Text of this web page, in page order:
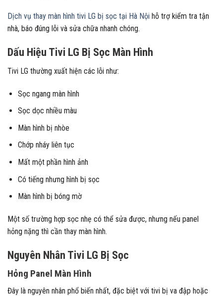
Dịch vụ thay màn hình tivi LG bị sọc tại Hà Nội hỗ trợ kiểm tra tận
nhà, báo đúng lỗi và sửa chữa nhanh chóng.
Dấu Hiệu Tivi LG Bị Sọc Màn Hình
Tivi LG thường xuất hiện các lỗi như:
Sọc ngang màn hình
Sọc dọc nhiều màu
Màn hình bị nhòe
Chớp nháy liên tục
Mất một phần hình ảnh
Có tiếng nhưng hình bị sọc
Màn hình bị bóng mờ
Một số trường hợp sọc nhẹ có thể sửa được, nhưng nếu panel
hỏng nặng thì cần thay màn hình.
Nguyên Nhân Tivi LG Bị Sọc
Hỏng Panel Màn Hình
Đây là nguyên nhân phổ biến nhất, đặc biệt với tivi bị va đập hoặc